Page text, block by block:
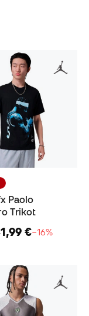
Paolo
Trikot
€−16%